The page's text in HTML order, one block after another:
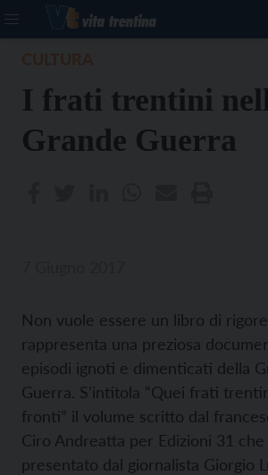
I frati trentini
Grande Guerra
Non vuole essere un libro di
rappresenta una preziosa
episodi ignoti e dimenticati della
Guerra. S'intitola “Quei frati
fronti” il volume scritto dal
Ciro Andreatta per Edizioni 31 che
presentato dal giornalista Giorgio